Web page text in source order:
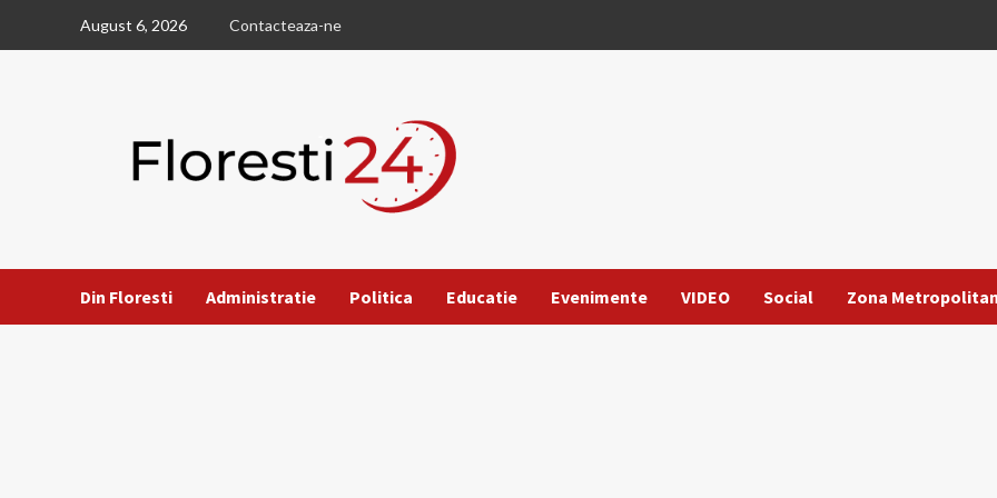
August 6, 2026 Contacteaza-ne
Din Floresti Administratie Politica Educatie Evenimente VIDEO Social Zona